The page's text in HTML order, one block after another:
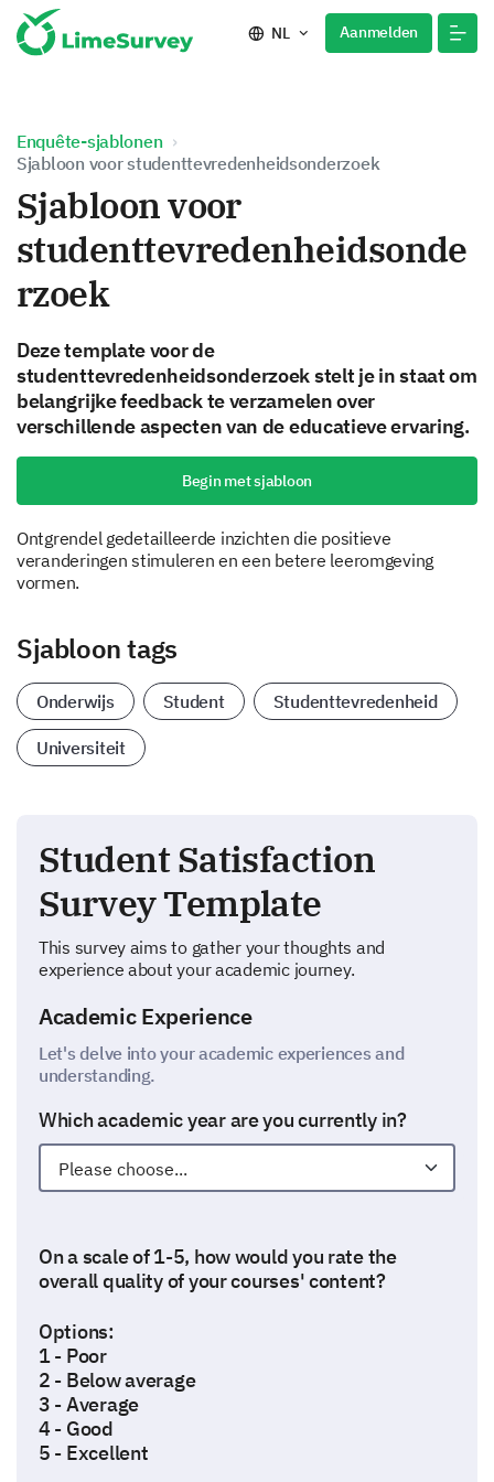
NL Aanmelden
Enquête-sjablonen
Sjabloon voor studenttevredenheidsonderzoek
Sjabloon voor
studenttevredenheidsonde
rzoek
Deze template voor de
studenttevredenheidsonderzoek stelt je in staat om
belangrijke feedback te verzamelen over
verschillende aspecten van de educatieve ervaring.
Begin met sjabloon
Ontgrendel gedetailleerde inzichten die positieve
veranderingen stimuleren en een betere leeromgeving
vormen.
Sjabloon tags
Onderwijs Student Studenttevredenheid
Universiteit
Student Satisfaction
Survey Template
This survey aims to gather your thoughts and
experience about your academic journey.
Academic Experience
Let's delve into your academic experiences and
understanding.
Which academic year are you currently in?
On a scale of 1-5, how would you rate the
overall quality of your courses' content?
Options:
1 - Poor
2 - Below average
3 - Average
4 - Good
5 - Excellent